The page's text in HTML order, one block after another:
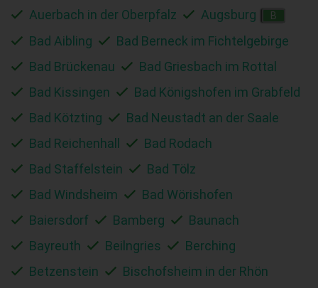
Auerbach in der Oberpfalz
Augsburg B
Bad Aibling
Bad Berneck im Fichtelgebirge
Bad Brückenau
Bad Griesbach im Rottal
Bad Kissingen
Bad Königshofen im Grabfeld
Bad Kötzting
Bad Neustadt an der Saale
Bad Reichenhall
Bad Rodach
Bad Staffelstein
Bad Tölz
Bad Windsheim
Bad Wörishofen
Baiersdorf
Bamberg
Baunach
Bayreuth
Beilngries
Berching
Betzenstein
Bischofsheim in der Rhön